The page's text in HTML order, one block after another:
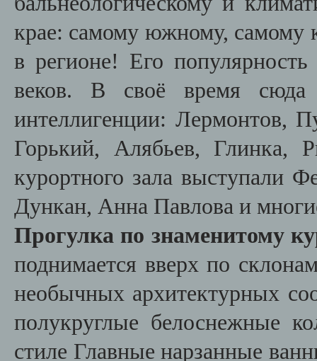
крае: самому южному, самому
в регионе! Его
веков. В своё время сюда
интеллигенции: Лермонтов,
Горький, Алябьев, Глинка,
курортного зала выступали
Дункан, Анна Павлова и
Прогулка по знаменитому
поднимается вверх по
необычных архитектурных
полукруглые белоснежные
стиле Главные нарзанные